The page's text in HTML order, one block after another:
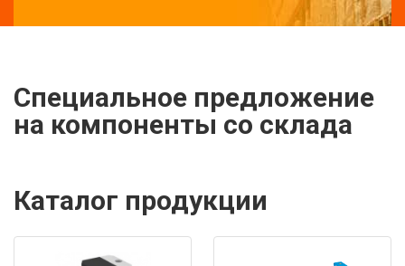
Специальное предложение
на компоненты со склада
Каталог продукции